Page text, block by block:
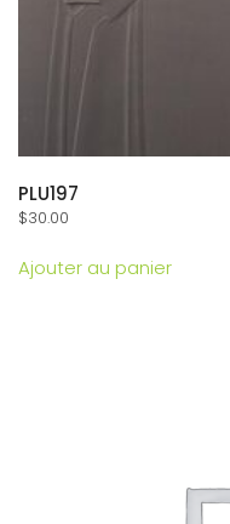
PLU197
$30.00
Ajouter au panier